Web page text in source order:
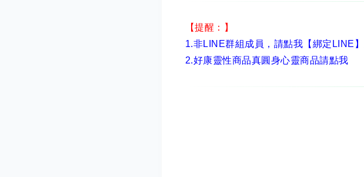
【提醒：】
1.非LINE群組成員， 請點我【綁定LINE】
2.好康靈性商品真圓身心靈商品請點我